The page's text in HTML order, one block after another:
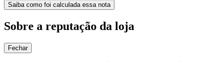
Saiba como foi calculada essa nota
Sobre a reputação da loja
Fechar